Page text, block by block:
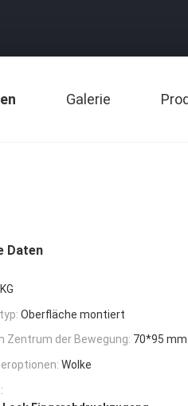
Galerie
Daten
Oberfläche montiert
Zentrum der Bewegung: 70*95 mm
Wolke